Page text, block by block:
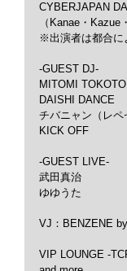
CYBERJAPAN
（Kanae・
※出演者は都合に
-GUEST DJ-
MITOMI TOKOTO
DAISHI DANCE
チバニャン（レペ
KICK OFF
-GUEST LIVE-
武田真治
ゆゆうた
VJ：BENZENE
VIP LOUNGE -